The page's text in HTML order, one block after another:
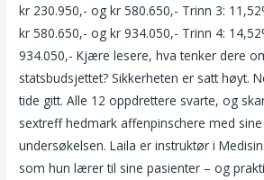
kr 230.950,- og kr 580.650,- Trinn 3:
kr 580.650,- og kr 934.050,- Trinn 4:
934.050,- Kjære lesere, hva tenker dere
statsbudsjettet? Sikkerheten er satt høyt.
tide gitt. Alle 12 oppdrettere svarte, og
sextreff hedmark affenpinschere med
undersøkelsen. Laila er instruktør i
som hun lærer til sine pasienter – og